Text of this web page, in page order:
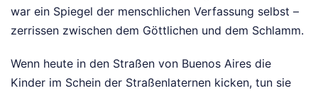
war ein Spiegel der menschlichen Verfassung selbst –
zerrissen zwischen dem Göttlichen und dem Schlamm.
Wenn heute in den Straßen von Buenos Aires die
Kinder im Schein der Straßenlaternen kicken, tun sie